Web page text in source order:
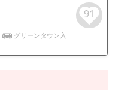
グリーンタウン入
91